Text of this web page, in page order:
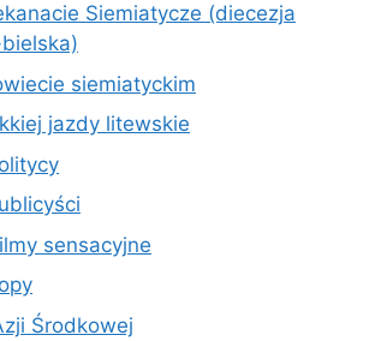
Siemiatycze (diecezja
siemiatyckim
jazdy litewskie
sensacyjne
Środkowej